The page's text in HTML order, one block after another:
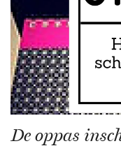
De oppas